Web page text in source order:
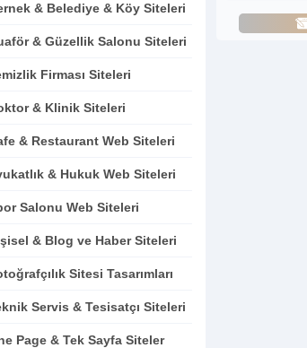
& Belediye & Köy Siteleri
& Güzellik Salonu Siteleri
Firması Siteleri
& Klinik Siteleri
& Restaurant Web Siteleri
& Hukuk Web Siteleri
Salonu Web Siteleri
& Blog ve Haber Siteleri
Sitesi Tasarımları
Servis & Tesisatçı Siteleri
Page & Tek Sayfa Siteler